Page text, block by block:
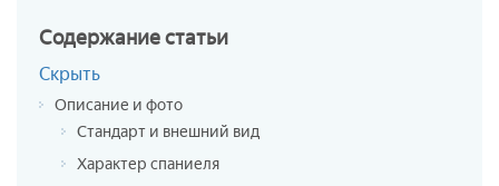
Содержаниестатьи
Скрыть
Описание и фото
Стандарт и внешний вид
Характер спаниеля